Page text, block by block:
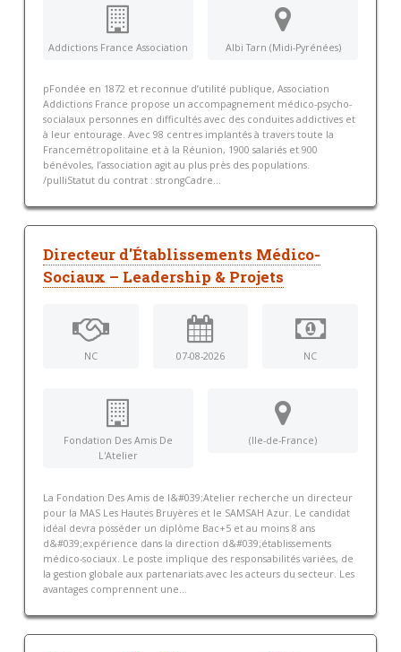
Addictions France Association Albi Tarn (Midi-Pyrénées)
pFondée en 1872 et reconnue d’utilité publique, Association
Addictions France propose un accompagnement médico-psycho-
socialaux personnes en difficultés avec des conduites addictives et
à leur entourage. Avec 98 centres implantés à travers toute la
Francemétropolitaine et à la Réunion, 1900 salariés et 900
bénévoles, l’association agit au plus près des populations.
/pulliStatut du contrat : strongCadre...
Directeur d'Établissements Médico-
Sociaux – Leadership & Projets
NC 07-08-2026 NC
Fondation Des Amis De
L'Atelier
(Ile-de-France)
La Fondation Des Amis de l&#039;Atelier recherche un directeur
pour la MAS Les Hautes Bruyères et le SAMSAH Azur. Le candidat
idéal devra posséder un diplôme Bac+5 et au moins 8 ans
d&#039;expérience dans la direction d&#039;établissements
médico-sociaux. Le poste implique des responsabilités variées, de
la gestion globale aux partenariats avec les acteurs du secteur. Les
avantages comprennent une...